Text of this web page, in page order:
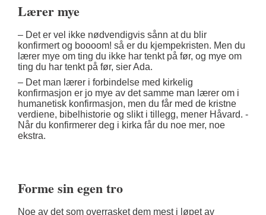
Lærer mye
– Det er vel ikke nødvendigvis sånn at du blir
konfirmert og boooom! så er du kjempekristen. Men du
lærer mye om ting du ikke har tenkt på før, og mye om
ting du har tenkt på før, sier Ada.
– Det man lærer i forbindelse med kirkelig
konfirmasjon er jo mye av det samme man lærer om i
humanetisk konfirmasjon, men du får med de kristne
verdiene, bibelhistorie og slikt i tillegg, mener Håvard. -
Når du konfirmerer deg i kirka får du noe mer, noe
ekstra.
Forme sin egen tro
Noe av det som overrasket dem mest i løpet av